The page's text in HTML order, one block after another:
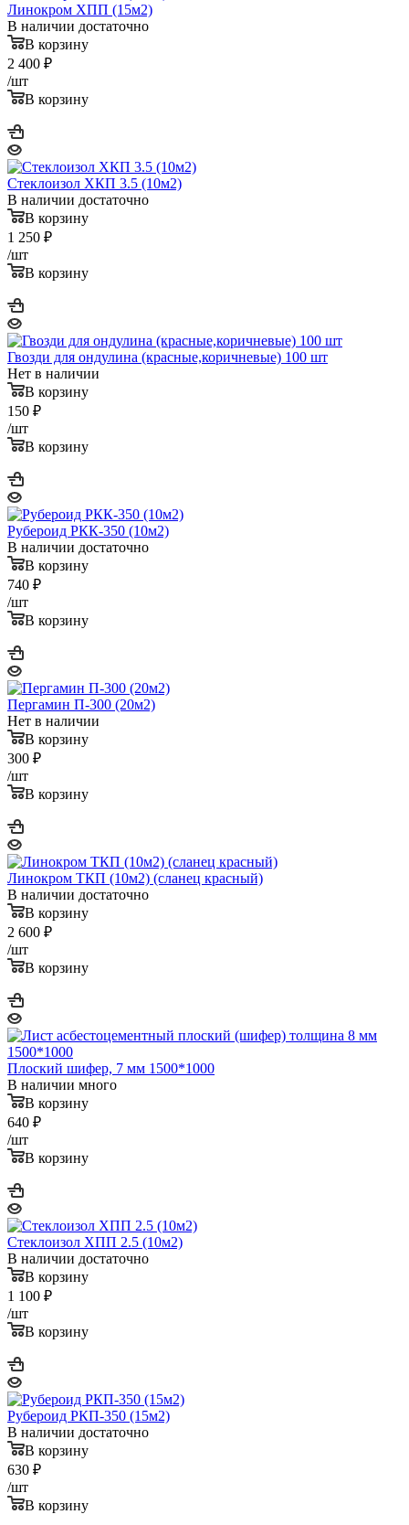
Линокром ХПП (15м2)
В наличии достаточно
В корзину
2 400 ₽
/шт
В корзину
Стеклоизол ХКП 3.5 (10м2)
В наличии достаточно
В корзину
1 250 ₽
/шт
В корзину
Гвозди для ондулина (красные,коричневые) 100 шт
Нет в наличии
В корзину
150 ₽
/шт
В корзину
Рубероид РКК-350 (10м2)
В наличии достаточно
В корзину
740 ₽
/шт
В корзину
Пергамин П-300 (20м2)
Нет в наличии
В корзину
300 ₽
/шт
В корзину
Линокром ТКП (10м2) (сланец красный)
В наличии достаточно
В корзину
2 600 ₽
/шт
В корзину
Плоский шифер, 7 мм 1500*1000
В наличии много
В корзину
640 ₽
/шт
В корзину
Стеклоизол ХПП 2.5 (10м2)
В наличии достаточно
В корзину
1 100 ₽
/шт
В корзину
Рубероид РКП-350 (15м2)
В наличии достаточно
В корзину
630 ₽
/шт
В корзину